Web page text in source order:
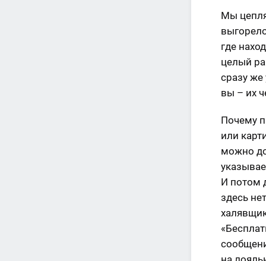
Мы
где
целый
сразу же
вы – их
Почему
или
можно
И потом
здесь